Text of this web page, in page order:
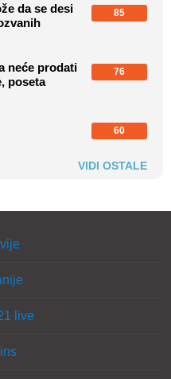
da se desi
85
neće prodati
poseta
76
60
VIDI OSTALE
live